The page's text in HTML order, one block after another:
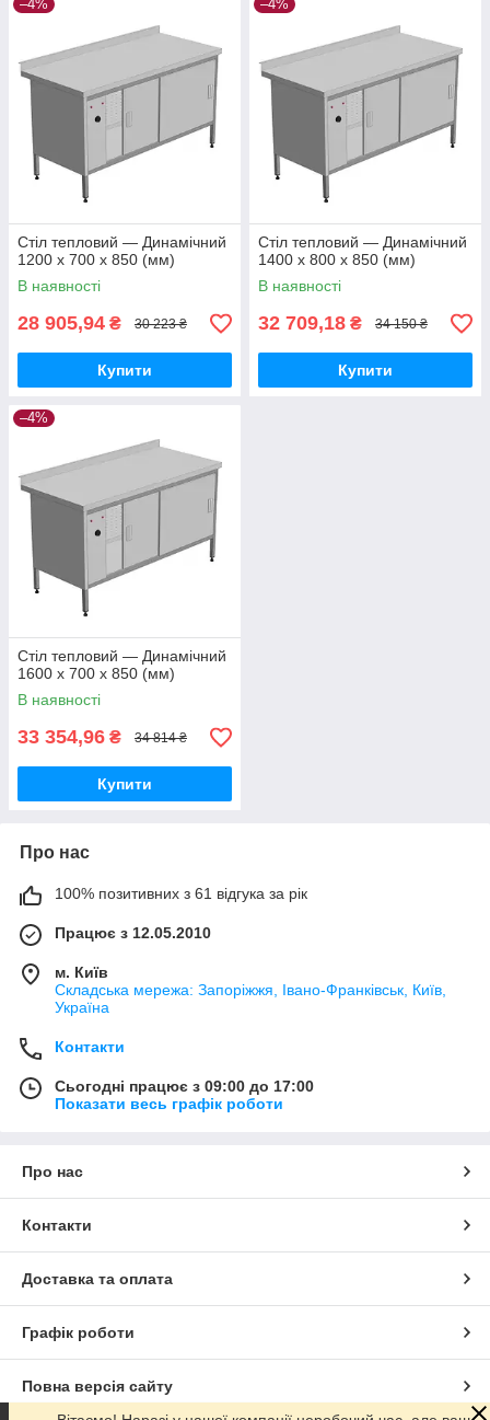
–4%
Стіл тепловий — Динамічний
1200 х 700 х 850 (мм)
В наявності
28 905,94 ₴ 30 223 ₴
Купити
–4%
Стіл тепловий — Динамічний
1400 х 800 х 850 (мм)
В наявності
32 709,18 ₴ 34 150 ₴
Купити
–4%
Стіл тепловий — Динамічний
1600 х 700 х 850 (мм)
В наявності
33 354,96 ₴ 34 814 ₴
Купити
Про нас
100% позитивних з 61 відгука за рік
Працює з 12.05.2010
м. Київ
Складська мережа: Запоріжжя, Івано-Франківськ, Київ,
Україна
Контакти
Сьогодні працює з 09:00 до 17:00
Показати весь графік роботи
Про нас
Контакти
Доставка та оплата
Графік роботи
Повна версія сайту